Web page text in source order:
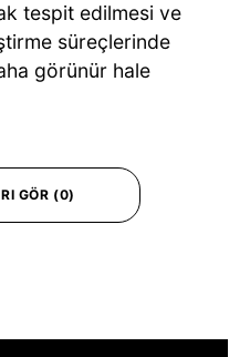
tespit edilmesi ve
süreçlerinde
görünür hale
GÖR (0)